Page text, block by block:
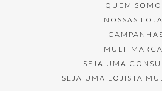
QUEM
NOSSAS
CAMPANHAS
SEJA UMA
SEJA UMA LOJISTA